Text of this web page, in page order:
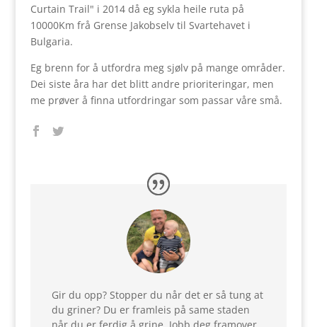
Curtain Trail" i 2014 då eg sykla heile ruta på
10000Km frå Grense Jakobselv til Svartehavet i
Bulgaria.
Eg brenn for å utfordra meg sjølv på mange områder.
Dei siste åra har det blitt andre prioriteringar, men
me prøver å finna utfordringar som passar våre små.
Gir du opp? Stopper du når det er så tung at
du griner? Du er framleis på same staden